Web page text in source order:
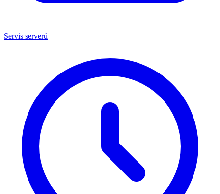
Servis serverů